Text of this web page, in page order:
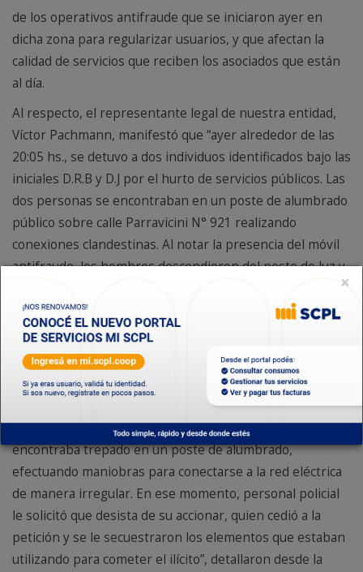
de los operativos antifraude que se iniciaron ayer en
dicha zona para regularizar usuarios, y que afectan la
calidad de servicios que reciben los asociados que están
al día.
Al respecto, el representante legal de nuestra entidad,
Víctor Pachmann, manifestó que “ayer alrededor de las
20:05 hs., se detuvo a dos individuos identificados bajo las
iniciales D.R.B y D.J por el hurto de servicios públicos. Las
dos personas se encontraban en un poste de alumbrado
público sobre calle Parravicini N° 921 realizando
conexiones clandestinas. Al notar la presencia del móvil
antifraude, los hombres descendieron del poste de luz y
utilizados para el hurto de energía”.
Horas más tarde, “mientras los retenes realizaban el
control nocturno en los barrios relevados para verificar
que ningún vecino vuelva a conectarse de manera ilegal,
detuvieron a un hombre identificado con las iniciales
R.C.L sobre calle Luis Sandrini N° 4724, quien también se
encontraba trepado en un poste de alumbrado,
efectuando maniobras para conectarse a la red eléctrica
de manera irregular. En ese momento, personal policial
le solicitó que desista de su accionar, quien cedió a la
petición y se le secuestraron los elementos que estaban
utilizando para cometer el ilícito”, detallaron desde la
×